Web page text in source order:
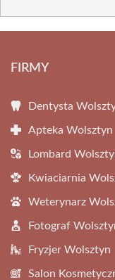
FIRMY
Dentysta
Apteka Wolsztyn
Lombard
Kwiaciarnia
Weterynarz
Fotograf
Fryzjer Wolsztyn
Salon